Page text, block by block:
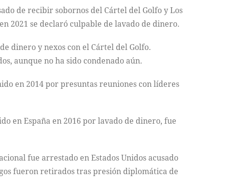
de recibir sobornos del Cártel del Golfo y Los
2021 se declaró culpable de lavado de dinero.
dinero y nexos con el Cártel del Golfo.
aunque no ha sido condenado aún.
en 2014 por presuntas reuniones con líderes
en España en 2016 por lavado de dinero, fue
fue arrestado en Estados Unidos acusado
fueron retirados tras presión diplomática de